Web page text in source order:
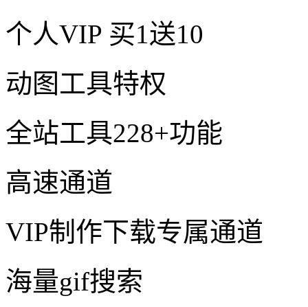
个人VIP 买1送10
动图工具特权
全站工具228+功能
高速通道
VIP制作下载专属通道
海量gif搜索